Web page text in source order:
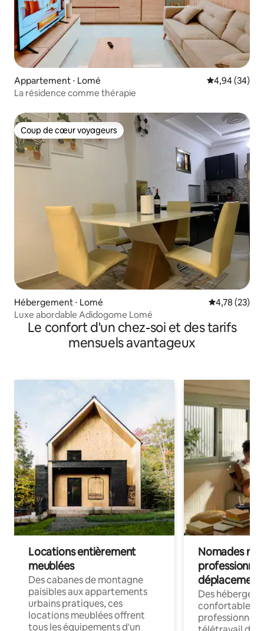
Appartement ⋅ Lomé Évaluation
4,94 (34)
La résidence comme thérapie
Coup de cœur voyageurs
Coup de cœur voyageurs
Hébergement ⋅ Lomé Évaluation
4,78 (23)
Luxe abordable Adidogome Lomé
Le confort d'un chez-soi et des tarifs
mensuels avantageux
Locations entièrement
meublées
Des cabanes de montagne
paisibles aux appartements
urbains pratiques, ces
locations meublées offrent
tous les équipements d'un
Nomades
déplacement
Des
confortables
professionnels